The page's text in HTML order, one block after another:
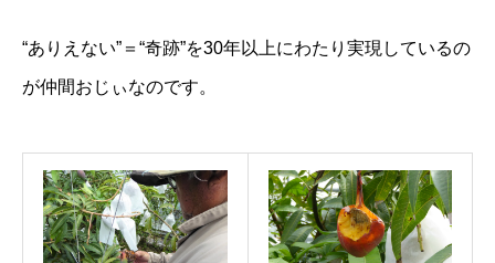
“ありえない”＝“奇跡”を30年以上にわたり実現しているの
が仲間おじぃなのです。